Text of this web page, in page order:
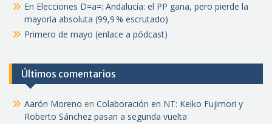
En Elecciones D=a=: Andalucía: el PP gana, pero pierde la
mayoría absoluta (99,9 % escrutado)
Primero de mayo (enlace a pódcast)
Últimos comentarios
Aarón Moreno en Colaboración en NT: Keiko Fujimori y
Roberto Sánchez pasan a segunda vuelta